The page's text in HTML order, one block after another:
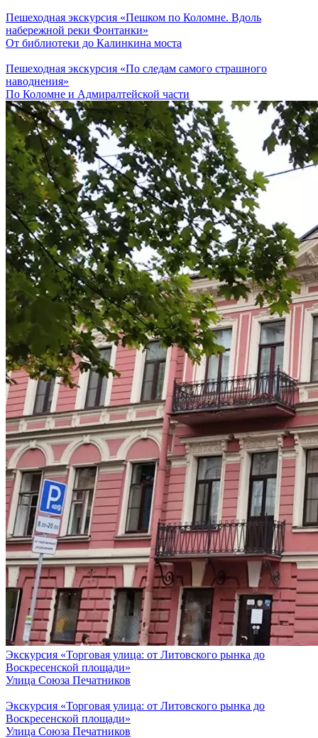
Пешеходная экскурсия «Пешком по Коломне. Вдоль
набережной реки Фонтанки»
От библиотеки до Калинкина моста
Пешеходная экскурсия «По следам самого страшного
наводнения»
По Коломне и Адмиралтейской части
Экскурсия «Торговая улица: от Литовского рынка до
Воскресенской площади»
Улица Союза Печатников
Экскурсия «Торговая улица: от Литовского рынка до
Воскресенской площади»
Улица Союза Печатников